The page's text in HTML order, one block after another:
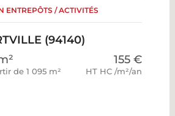
ENTREPÔTS / ACTIVITÉS
(94140)
de 1 095 m²
155 €
HT HC /m²/an